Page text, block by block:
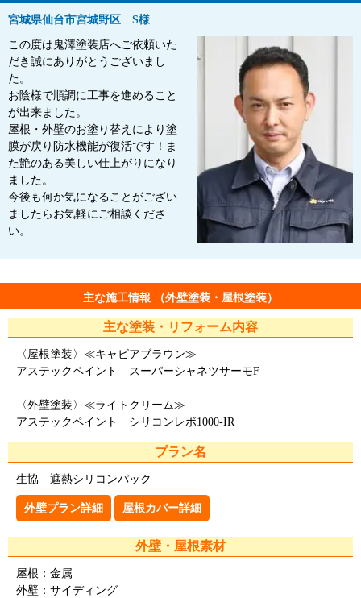
宮城県仙台市宮城野区 S様
この度は鬼澤塗装店へご依頼いた
だき誠にありがとうございまし
た。
お陰様で順調に工事を進めること
が出来ました。
屋根・外壁のお塗り替えにより塗
膜が戻り防水機能が復活です！ま
た艶のある美しい仕上がりになり
ました。
今後も何か気になることがござい
ましたらお気軽にご相談くださ
い。
主な施工情報 （外壁塗装・屋根塗装）
主な塗装・リフォーム内容
〈屋根塗装〉≪キャビアブラウン≫
アステックペイント スーパーシャネツサーモF
〈外壁塗装〉≪ライトクリーム≫
アステックペイント シリコンレボ1000-IR
プラン名
生協 遮熱シリコンパック
外壁プラン詳細 屋根カバー詳細
外壁・屋根素材
屋根：金属
外壁：サイディング